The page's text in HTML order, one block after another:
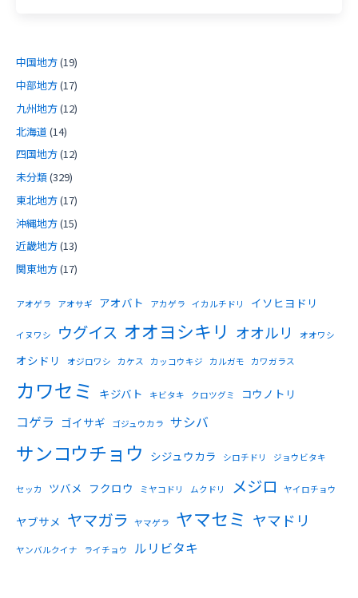
中国地方(19)
中部地方(17)
九州地方(12)
北海道 (14)
四国地方(12)
未分類(329)
東北地方(17)
沖縄地方(15)
近畿地方(13)
関東地方(17)
アオゲラ アオサギ アオバト アカゲラ イカルチドリ イソヒヨドリ
イヌワシ ウグイス オオヨシキリ オオルリ オオワシ
オシドリ オジロワシ カケス カッコウキジ カルガモ カワガラス
カワセミ キジバト キビタキ クロツグミ コウノトリ
コゲラ ゴイサギ ゴジュウカラ サシバ
サンコウチョウ シジュウカラ シロチドリ ジョウビタキ
セッカ ツバメ フクロウ ミヤコドリ ムクドリ メジロ ヤイロチョウ
ヤブサメ ヤマガラ ヤマゲラ ヤマセミ ヤマドリ
ヤンバルクイナ ライチョウ ルリビタキ